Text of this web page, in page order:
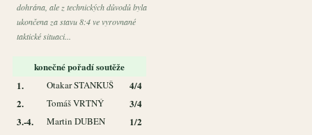
dohrána, ale z technických důvodů byla
ukončena za stavu 8:4 ve vyrovnané
taktické situaci...
konečné pořadí soutěže
1.
Otakar STANKUŠ
4/4
2.
Tomáš VRTNÝ
3/4
3.-4.
Martin DUBEN
1/2